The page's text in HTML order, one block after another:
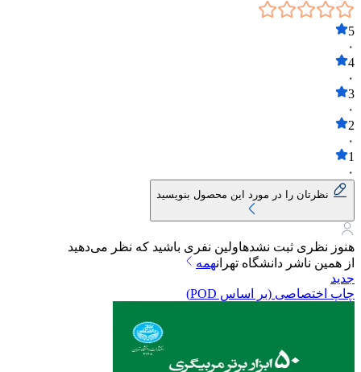
5
۰
4
۰
3
۰
2
۰
1
۰
نظرتان را در مورد این محصول بنویسید
هنوز نظری ثبت نشدهاولین نفری باشید که نظر می‌دهید
از همین ناشر دانشگاه تهرانهمه
جدید
چاپ اختصاصی (بر اساس POD)